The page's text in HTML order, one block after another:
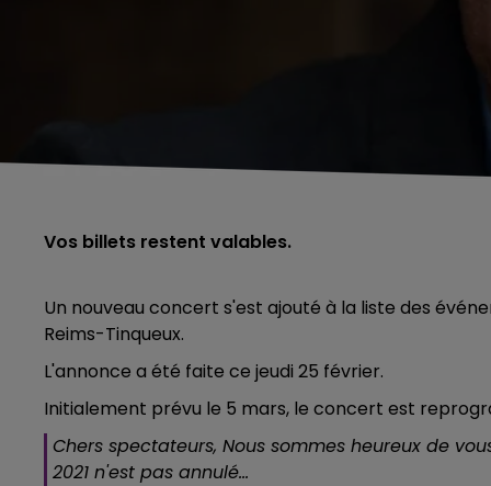
Vos billets restent valables.
Un nouveau concert s'est ajouté à la liste des
Reims-Tinqueux.
L'annonce a été faite ce jeudi 25 février.
Initialement prévu le 5 mars, le concert est
Chers spectateurs, Nous sommes heureux de vous
2021 n'est pas annulé...